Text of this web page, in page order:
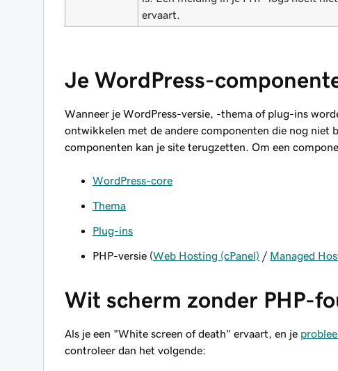
ervaart.
Je WordPress-
Wanneer je WordPress-versie, -thema of plug-ins
ontwikkelen met de andere componenten die nog niet
componenten kan je site terugzetten. Om een
WordPress-core
Thema
Plug-ins
PHP-versie (Web Hosting (cPanel) / Managed
Wit scherm zonder PHP-
Als je een "White screen of death" ervaart, en je
controleer dan het volgende: